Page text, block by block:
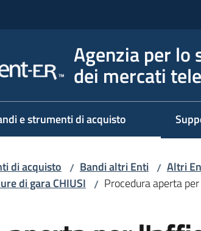
Agenzia per lo
dei mercati
e strumenti di acquisto
di acquisto / Bandi altri Enti / Altri
di gara CHIUSI / Procedura aperta